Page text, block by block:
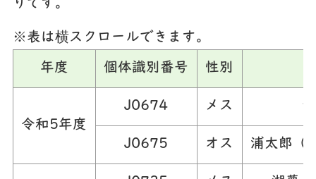
りです。
※表は横スクロールできます。
年度 個体識別番号 性別
令和5年度
J0674 メス
J0675 オス 浦太郎（